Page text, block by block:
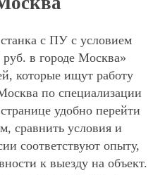
с ПУ с условием
руб. в городе Москва»
которые ищут работу
по специализации
удобно перейти
сравнить условия и
соответствуют опыту,
к выезду на объект.